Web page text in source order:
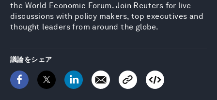
the World Economic Forum. Join Reuters for live
discussions with policy makers, top executives and
thought leaders from around the globe.
議論をシェア